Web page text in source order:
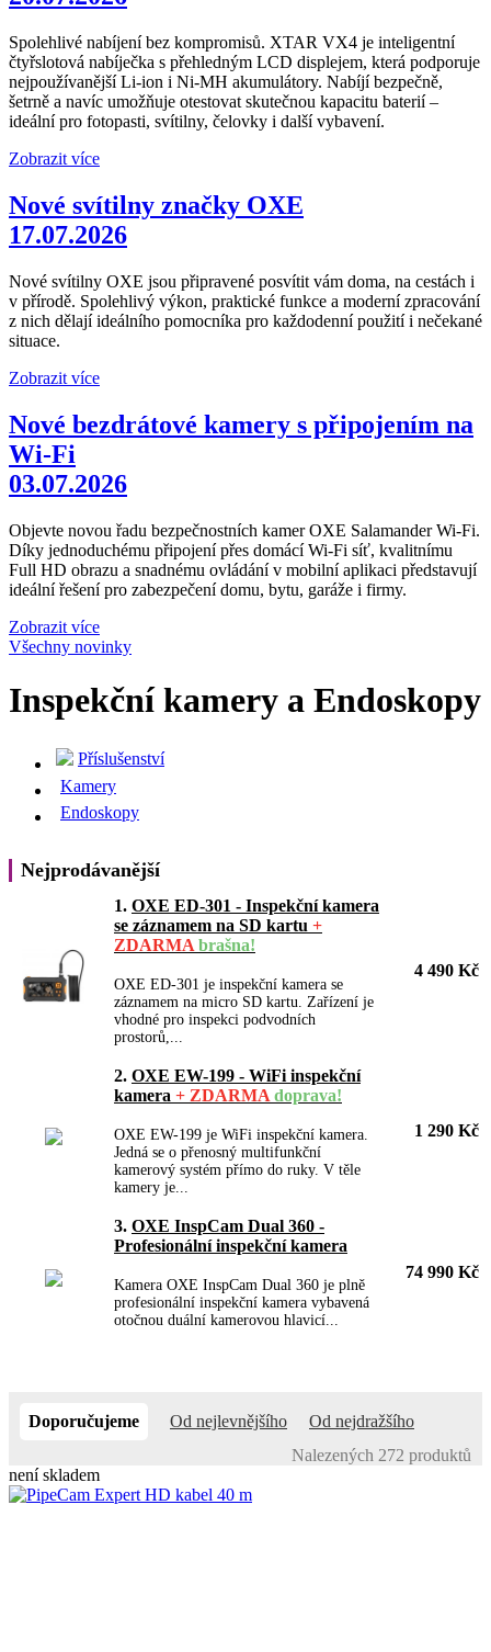
Spolehlivé nabíjení bez kompromisů. XTAR VX4 je inteligentní
čtyřslotová nabíječka s přehledným LCD displejem, která podporuje
nejpoužívanější Li-ion i Ni-MH akumulátory. Nabíjí bezpečně,
šetrně a navíc umožňuje otestovat skutečnou kapacitu baterií –
ideální pro fotopasti, svítilny, čelovky i další vybavení.
Zobrazit více
Nové svítilny značky OXE
17.07.2026
Nové svítilny OXE jsou připravené posvítit vám doma, na cestách i
v přírodě. Spolehlivý výkon, praktické funkce a moderní zpracování
z nich dělají ideálního pomocníka pro každodenní použití i nečekané
situace.
Zobrazit více
Nové bezdrátové kamery s připojením na
Wi-Fi
03.07.2026
Objevte novou řadu bezpečnostních kamer OXE Salamander Wi-Fi.
Díky jednoduchému připojení přes domácí Wi-Fi síť, kvalitnímu
Full HD obrazu a snadnému ovládání v mobilní aplikaci představují
ideální řešení pro zabezpečení domu, bytu, garáže i firmy.
Zobrazit více
Všechny novinky
Inspekční kamery a Endoskopy
Příslušenství
Kamery
Endoskopy
Nejprodávanější
1. OXE ED-301 - Inspekční kamera
se záznamem na SD kartu +
ZDARMA brašna!
OXE ED-301 je inspekční kamera se
záznamem na micro SD kartu. Zařízení je
vhodné pro inspekci podvodních
prostorů,...
4 490 Kč
2. OXE EW-199 - WiFi inspekční
kamera + ZDARMA doprava!
OXE EW-199 je WiFi inspekční kamera.
Jedná se o přenosný multifunkční
kamerový systém přímo do ruky. V těle
kamery je...
1 290 Kč
3. OXE InspCam Dual 360 -
Profesionální inspekční kamera
Kamera OXE InspCam Dual 360 je plně
profesionální inspekční kamera vybavená
otočnou duální kamerovou hlavicí...
74 990 Kč
Doporučujeme Od nejlevnějšího
Od nejdražšího
Nalezených 272 produktů
není skladem